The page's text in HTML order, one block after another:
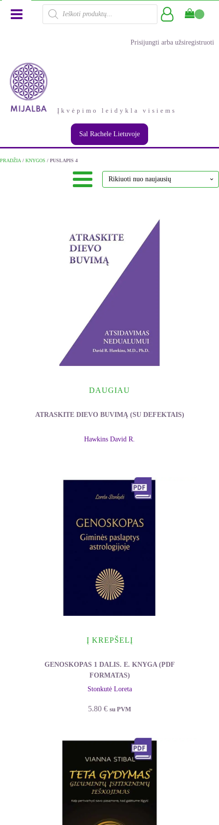
Products
search
Prisijungti arba užsiregistruoti
Įkvėpimo leidykla visiems
Sal Rachele Lietuvoje
PRADŽIA / KNYGOS / PUSLAPIS 4
DAUGIAU
ATRASKITE DIEVO BUVIMĄ (SU DEFEKTAIS)
Hawkins David R.
Į KREPŠELĮ
GENOSKOPAS 1 DALIS. E. KNYGA (PDF
FORMATAS)
Stonkutė Loreta
5.80 € su PVM